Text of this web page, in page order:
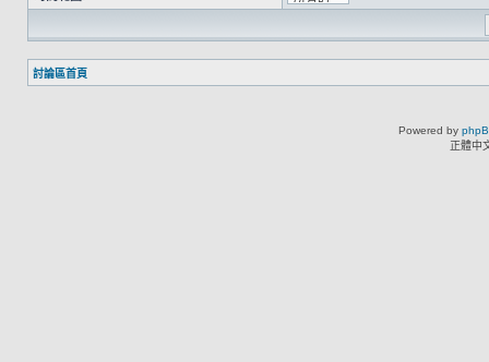
討論區首頁
Powered by
正體中